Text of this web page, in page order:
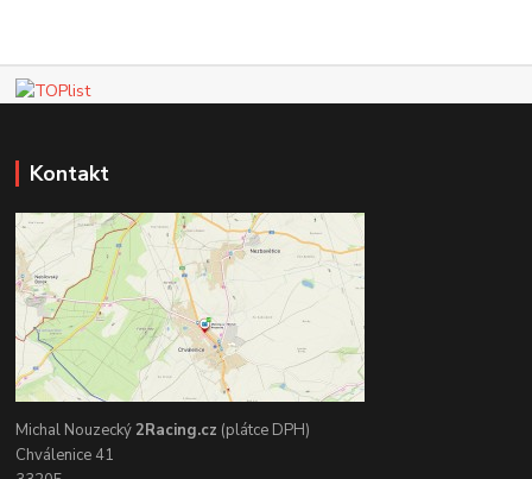
Kontakt
Michal Nouzecký2Racing.cz (plátce DPH)
Chválenice 41